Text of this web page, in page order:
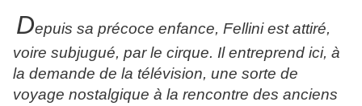
Depuis sa précoce enfance, Fellini est attiré,
voire subjugué, par le cirque. Il entreprend ici, à
la demande de la télévision, une sorte de
voyage nostalgique à la rencontre des anciens